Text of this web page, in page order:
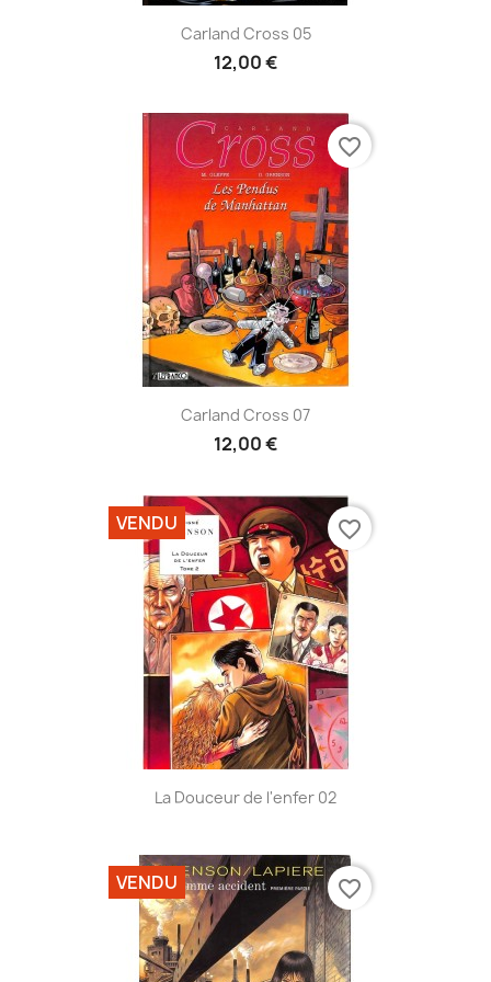
Carland Cross 05
12,00 €
Carland Cross 07
12,00 €
favorite_border
La Douceur de l'enfer 02
VENDU favorite_border
VENDU favorite_border